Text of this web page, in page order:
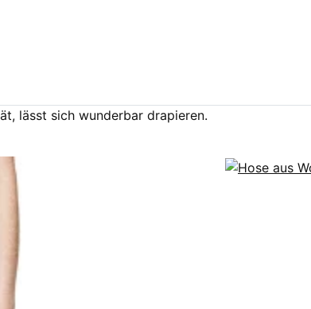
lässt sich wunderbar drapieren.